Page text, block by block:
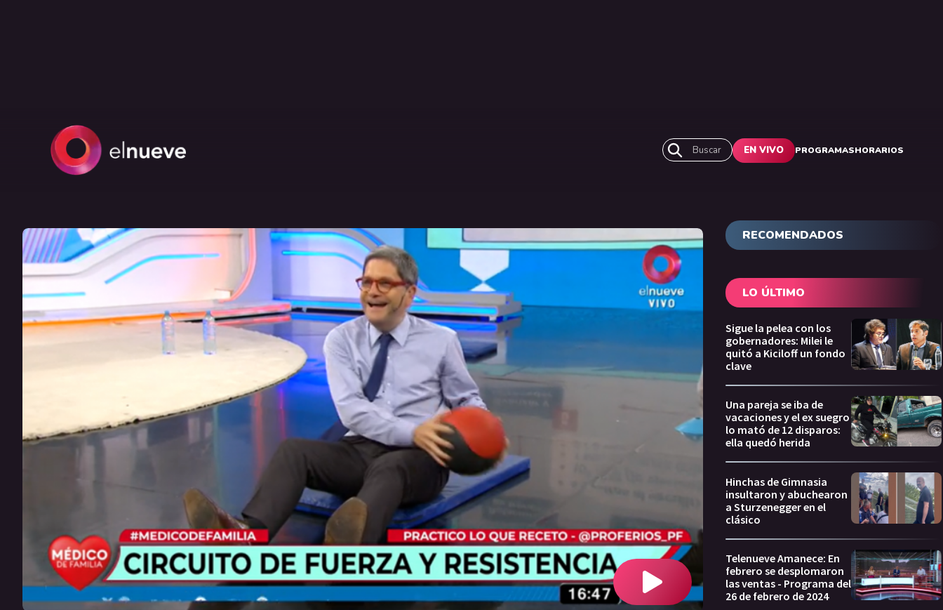
Buscar EN VIVO PROGRAMASHORARIOS
RECOMENDADOS
LO ÚLTIMO
Sigue la pelea con los
gobernadores: Milei le
quitó a Kiciloff un fondo
clave
Una pareja se iba de
vacaciones y el ex suegro
lo mató de 12 disparos:
ella quedó herida
Hinchas de Gimnasia
insultaron y abuchearon
a Sturzenegger en el
clásico
Telenueve Amanece: En
febrero se desplomaron
las ventas - Programa del
26 de febrero de 2024